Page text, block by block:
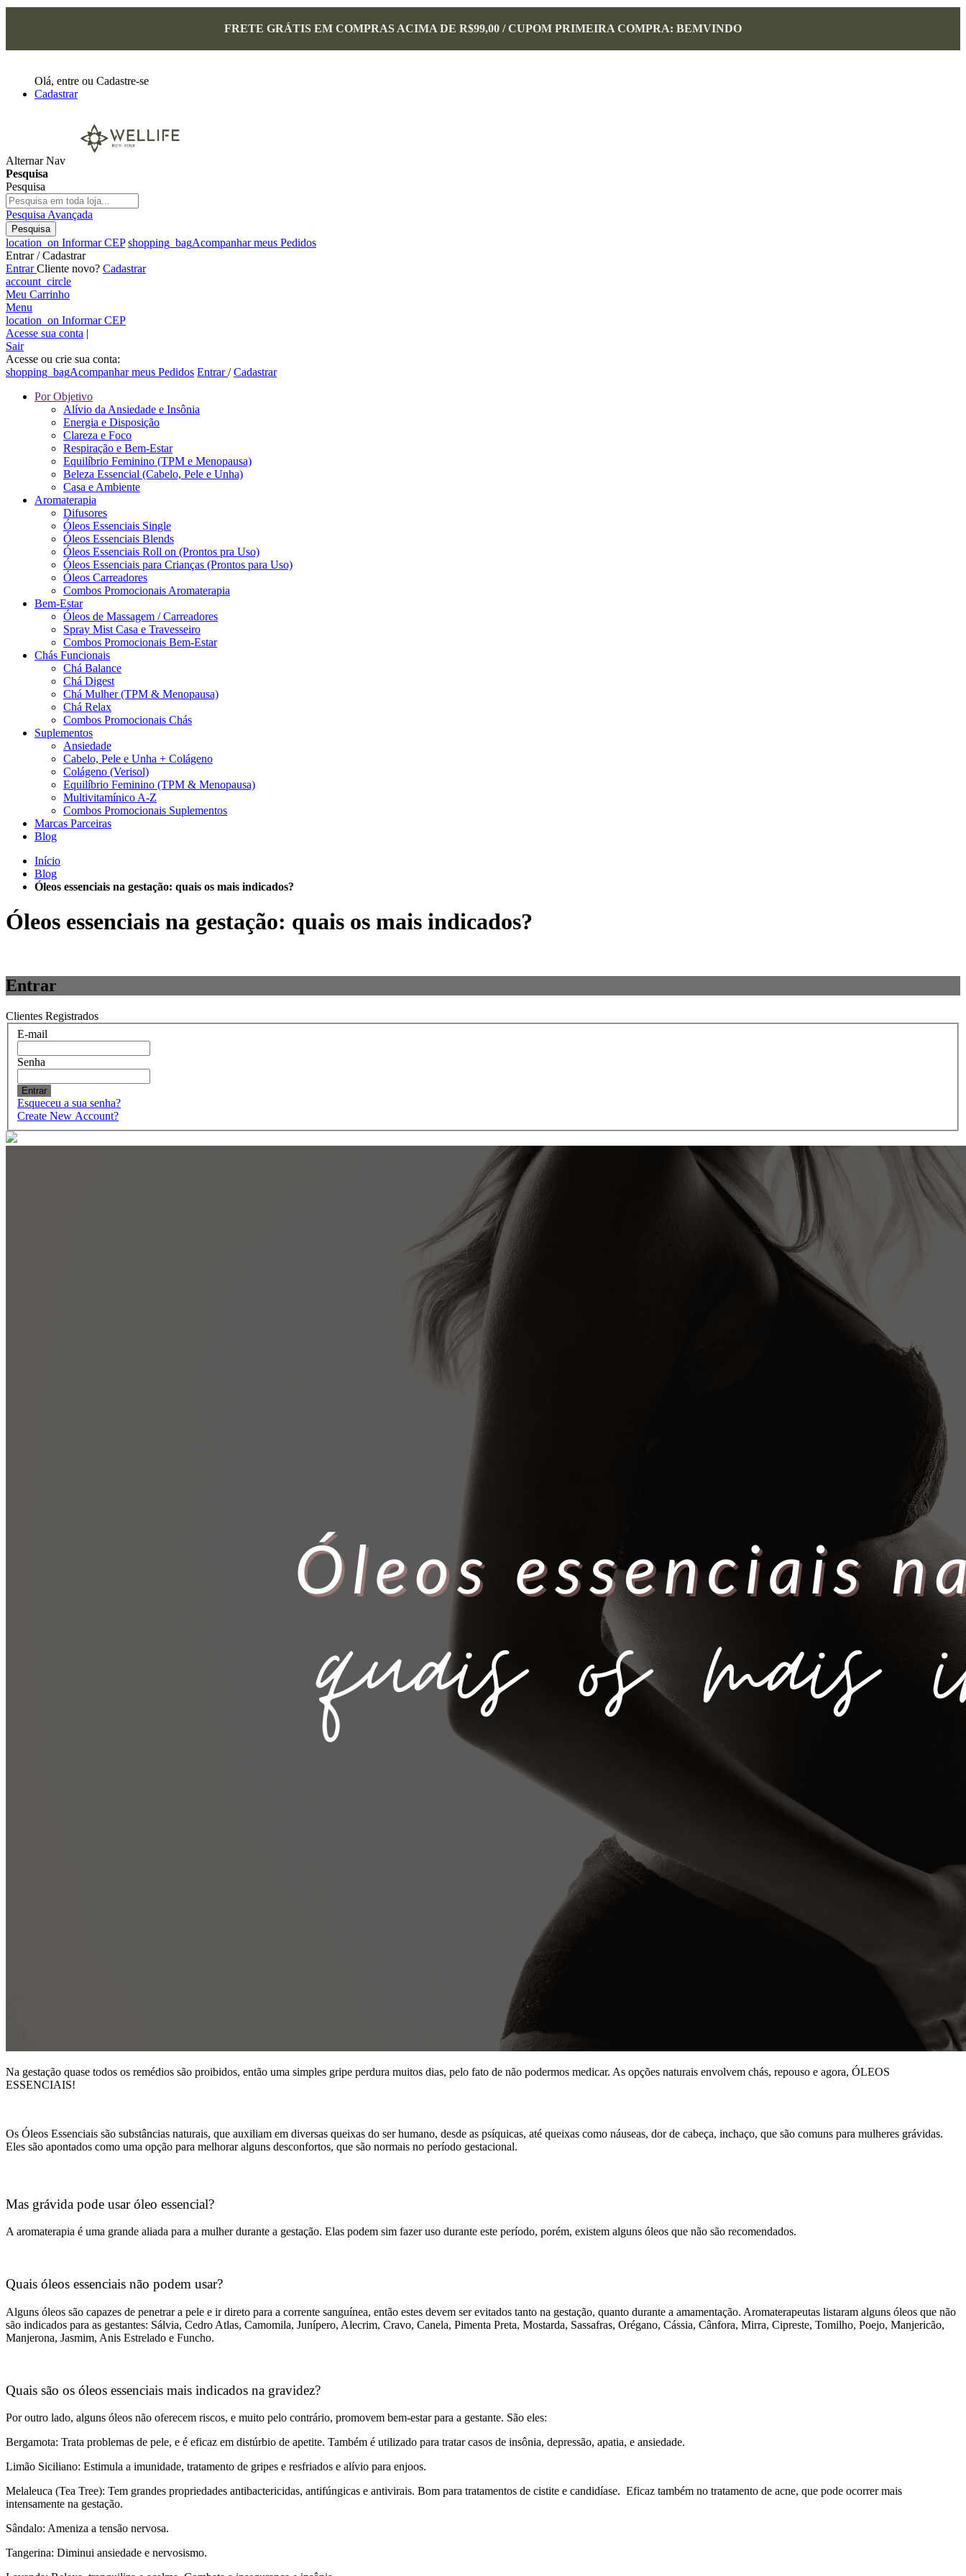
FRETE GRÁTIS EM COMPRAS ACIMA DE R$99,00 / CUPOM PRIMEIRA COMPRA: BEMVINDO
Olá, entre ou Cadastre-se
Cadastrar
Alternar Nav
Pesquisa
Pesquisa
Pesquisa Avançada
Pesquisa
location_on Informar CEP shopping_bagAcompanhar meus Pedidos
Entrar / Cadastrar
EntrarCliente novo? Cadastrar
account_circle
Meu Carrinho
Menu
location_on Informar CEP
Acesse sua conta |
Sair
Acesse ou crie sua conta:
shopping_bagAcompanhar meus Pedidos Entrar/Cadastrar
Por Objetivo
Alívio da Ansiedade e Insônia
Energia e Disposição
Clareza e Foco
Respiração e Bem-Estar
Equilíbrio Feminino (TPM e Menopausa)
Beleza Essencial (Cabelo, Pele e Unha)
Casa e Ambiente
Aromaterapia
Difusores
Óleos Essenciais Single
Óleos Essenciais Blends
Óleos Essenciais Roll on (Prontos pra Uso)
Óleos Essenciais para Crianças (Prontos para Uso)
Óleos Carreadores
Combos Promocionais Aromaterapia
Bem-Estar
Óleos de Massagem / Carreadores
Spray Mist Casa e Travesseiro
Combos Promocionais Bem-Estar
Chás Funcionais
Chá Balance
Chá Digest
Chá Mulher (TPM & Menopausa)
Chá Relax
Combos Promocionais Chás
Suplementos
Ansiedade
Cabelo, Pele e Unha + Colágeno
Colágeno (Verisol)
Equilíbrio Feminino (TPM & Menopausa)
Multivitamínico A-Z
Combos Promocionais Suplementos
Marcas Parceiras
Blog
Início
Blog
Óleos essenciais na gestação: quais os mais indicados?
Óleos essenciais na gestação: quais os mais indicados?
Entrar
Clientes Registrados
E-mail
Senha
Entrar
Esqueceu a sua senha?
Create New Account?
Na gestação quase todos os remédios são proibidos, então uma simples gripe perdura muitos dias, pelo fato de não podermos medicar. As opções naturais envolvem chás, repouso e agora, ÓLEOS
ESSENCIAIS!
Os Óleos Essenciais são substâncias naturais, que auxiliam em diversas queixas do ser humano, desde as psíquicas, até queixas como náuseas, dor de cabeça, inchaço, que são comuns para mulheres grávidas.
Eles são apontados como uma opção para melhorar alguns desconfortos, que são normais no período gestacional.
Mas grávida pode usar óleo essencial?
A aromaterapia é uma grande aliada para a mulher durante a gestação. Elas podem sim fazer uso durante este período, porém, existem alguns óleos que não são recomendados.
Quais óleos essenciais não podem usar?
Alguns óleos são capazes de penetrar a pele e ir direto para a corrente sanguínea, então estes devem ser evitados tanto na gestação, quanto durante a amamentação. Aromaterapeutas listaram alguns óleos que não
são indicados para as gestantes: Sálvia, Cedro Atlas, Camomila, Junípero, Alecrim, Cravo, Canela, Pimenta Preta, Mostarda, Sassafras, Orégano, Cássia, Cânfora, Mirra, Cipreste, Tomilho, Poejo, Manjericão,
Manjerona, Jasmim, Anis Estrelado e Funcho.
Quais são os óleos essenciais mais indicados na gravidez?
Por outro lado, alguns óleos não oferecem riscos, e muito pelo contrário, promovem bem-estar para a gestante. São eles:
Bergamota: Trata problemas de pele, e é eficaz em distúrbio de apetite. Também é utilizado para tratar casos de insônia, depressão, apatia, e ansiedade.
Limão Siciliano: Estimula a imunidade, tratamento de gripes e resfriados e alívio para enjoos.
Melaleuca (Tea Tree): Tem grandes propriedades antibactericidas, antifúngicas e antivirais. Bom para tratamentos de cistite e candidíase. Eficaz também no tratamento de acne, que pode ocorrer mais
intensamente na gestação.
Sândalo: Ameniza a tensão nervosa.
Tangerina: Diminui ansiedade e nervosismo.